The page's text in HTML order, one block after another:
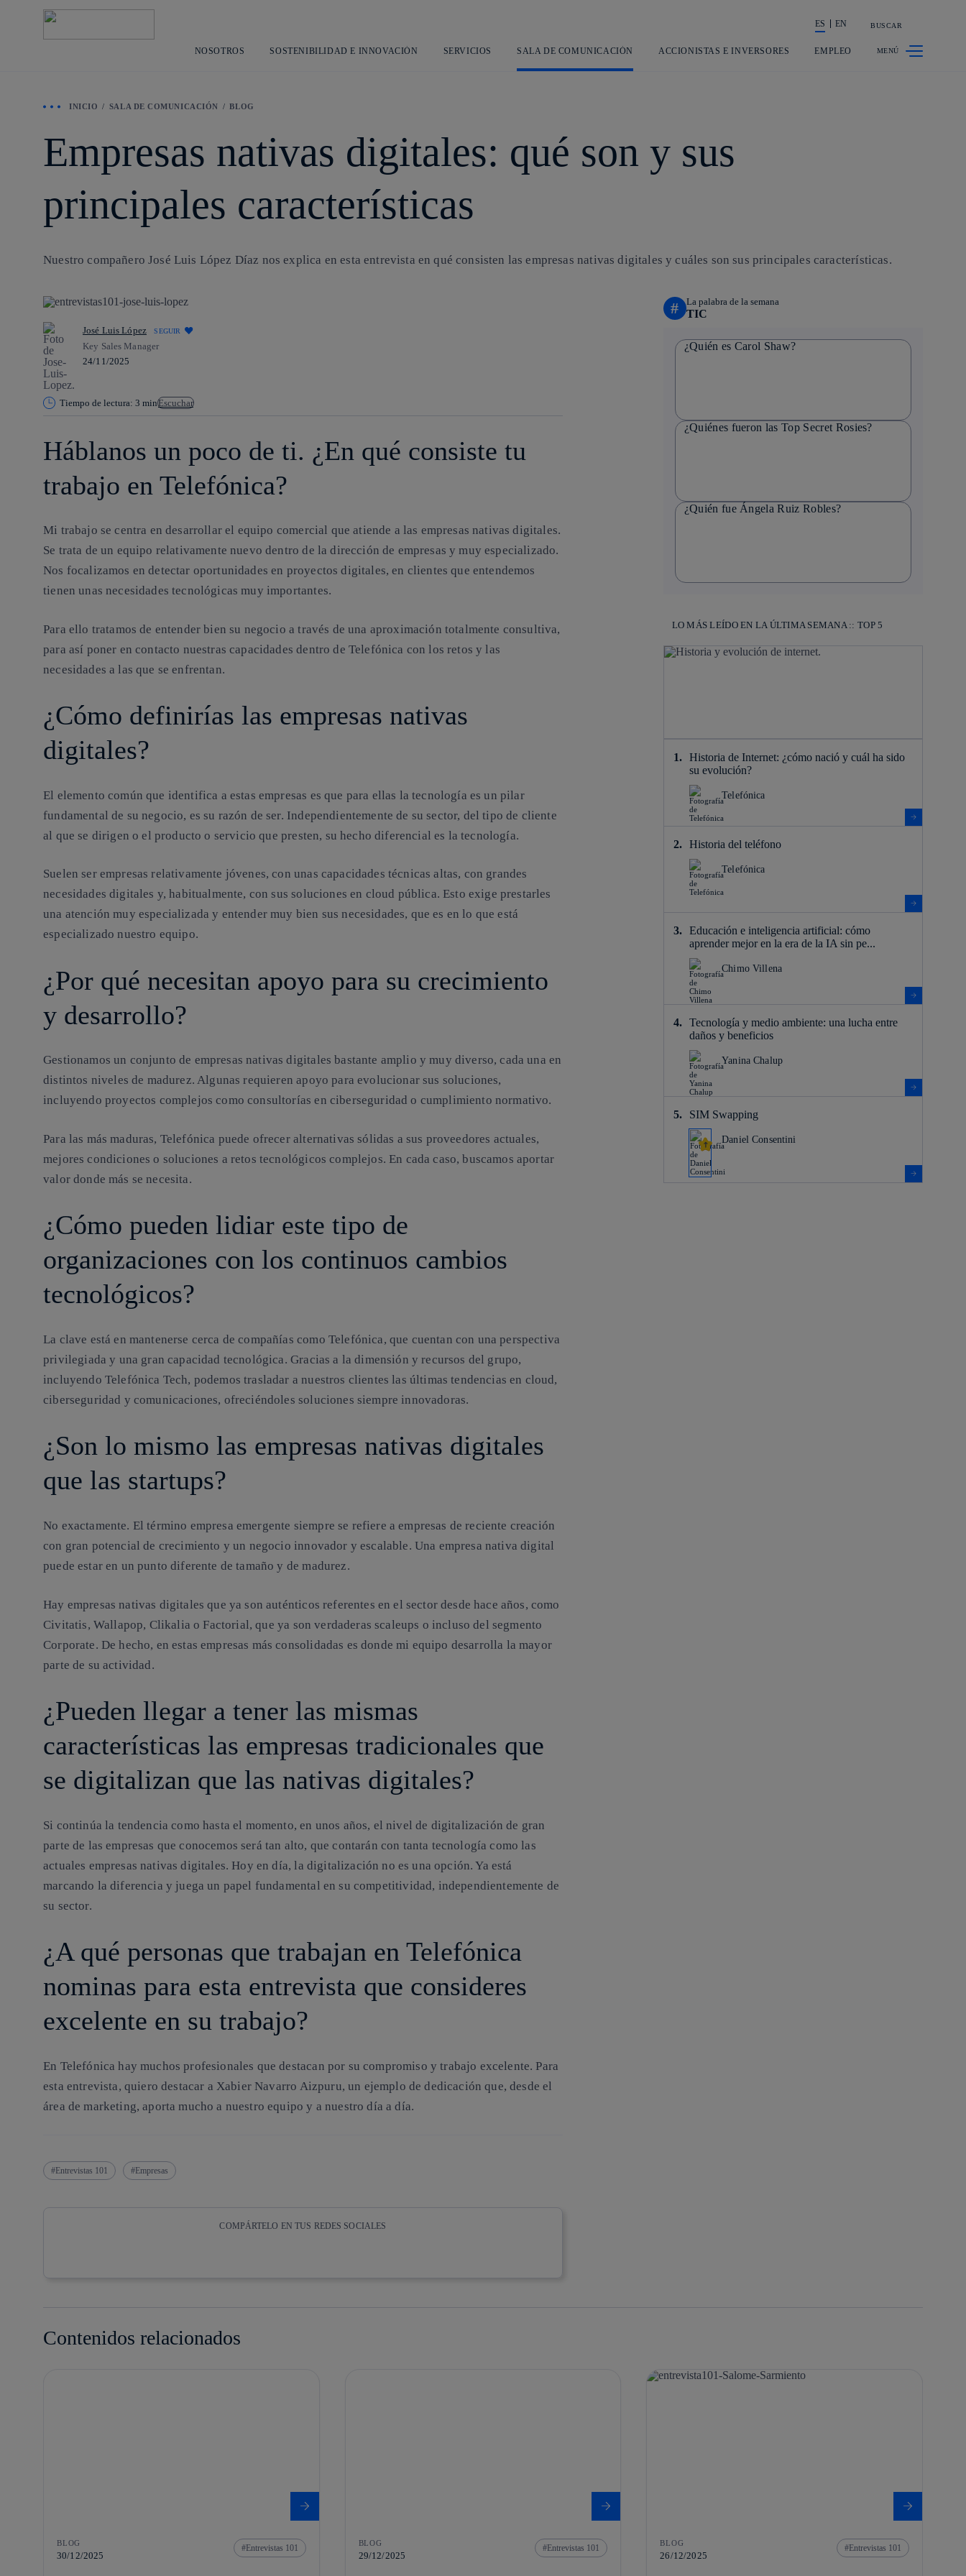
principal
La acción en accionistas e inversores
ES EN BUSCAR
NOSOTROS SOSTENIBILIDAD E INNOVACIÓN SERVICIOS SALA DE COMUNICACIÓN ACCIONISTAS E INVERSORES EMPLEO
INICIO SALA DE COMUNICACIÓN BLOG
Empresas nativas digitales: qué son y sus
principales características
Nuestro compañero José Luis López Díaz nos explica en esta entrevista en qué consisten las empresas nativas digitales y cuáles son sus principales características.
José Luis López SEGUIR
Key Sales Manager
24/11/2025
Tiempo de lectura: 3 minEscuchar
Háblanos un poco de ti. ¿En qué consiste tu
trabajo en Telefónica?
Mi trabajo se centra en desarrollar el equipo comercial que atiende a las empresas nativas digitales.
Se trata de un equipo relativamente nuevo dentro de la dirección de empresas y muy especializado.
Nos focalizamos en detectar oportunidades en proyectos digitales, en clientes que entendemos
tienen unas necesidades tecnológicas muy importantes.
Para ello tratamos de entender bien su negocio a través de una aproximación totalmente consultiva,
para así poner en contacto nuestras capacidades dentro de Telefónica con los retos y las
necesidades a las que se enfrentan.
¿Cómo definirías las empresas nativas
digitales?
El elemento común que identifica a estas empresas es que para ellas la tecnología es un pilar
fundamental de su negocio, es su razón de ser. Independientemente de su sector, del tipo de cliente
al que se dirigen o el producto o servicio que presten, su hecho diferencial es la tecnología.
Suelen ser empresas relativamente jóvenes, con unas capacidades técnicas altas, con grandes
necesidades digitales y, habitualmente, con sus soluciones en cloud pública. Esto exige prestarles
una atención muy especializada y entender muy bien sus necesidades, que es en lo que está
especializado nuestro equipo.
¿Por qué necesitan apoyo para su crecimiento
y desarrollo?
Gestionamos un conjunto de empresas nativas digitales bastante amplio y muy diverso, cada una en
distintos niveles de madurez. Algunas requieren apoyo para evolucionar sus soluciones,
incluyendo proyectos complejos como consultorías en ciberseguridad o cumplimiento normativo.
Para las más maduras, Telefónica puede ofrecer alternativas sólidas a sus proveedores actuales,
mejores condiciones o soluciones a retos tecnológicos complejos. En cada caso, buscamos aportar
valor donde más se necesita.
¿Cómo pueden lidiar este tipo de
organizaciones con los continuos cambios
tecnológicos?
La clave está en mantenerse cerca de compañías como Telefónica, que cuentan con una perspectiva
privilegiada y una gran capacidad tecnológica. Gracias a la dimensión y recursos del grupo,
incluyendo Telefónica Tech, podemos trasladar a nuestros clientes las últimas tendencias en cloud,
ciberseguridad y comunicaciones, ofreciéndoles soluciones siempre innovadoras.
¿Son lo mismo las empresas nativas digitales
que las startups?
No exactamente. El término empresa emergente siempre se refiere a empresas de reciente creación
con gran potencial de crecimiento y un negocio innovador y escalable. Una empresa nativa digital
puede estar en un punto diferente de tamaño y de madurez.
Hay empresas nativas digitales que ya son auténticos referentes en el sector desde hace años, como
Civitatis, Wallapop, Clikalia o Factorial, que ya son verdaderas scaleups o incluso del segmento
Corporate. De hecho, en estas empresas más consolidadas es donde mi equipo desarrolla la mayor
parte de su actividad.
¿Pueden llegar a tener las mismas
características las empresas tradicionales que
se digitalizan que las nativas digitales?
Si continúa la tendencia como hasta el momento, en unos años, el nivel de digitalización de gran
parte de las empresas que conocemos será tan alto, que contarán con tanta tecnología como las
actuales empresas nativas digitales. Hoy en día, la digitalización no es una opción. Ya está
marcando la diferencia y juega un papel fundamental en su competitividad, independientemente de
su sector.
¿A qué personas que trabajan en Telefónica
nominas para esta entrevista que consideres
excelente en su trabajo?
En Telefónica hay muchos profesionales que destacan por su compromiso y trabajo excelente. Para
esta entrevista, quiero destacar a Xabier Navarro Aizpuru, un ejemplo de dedicación que, desde el
área de marketing, aporta mucho a nuestro equipo y a nuestro día a día.
Entrevistas 101 Empresas
COMPÁRTELO EN TUS REDES SOCIALES
# La palabra de la semana
TIC
¿Quién es Carol Shaw?
¿Quiénes fueron las Top Secret Rosies?
¿Quién fue Ángela Ruiz Robles?
LO MÁS LEÍDO EN LA ÚLTIMA SEMANA :: TOP 5
Historia de Internet: ¿cómo nació y cuál ha sido
su evolución?
Telefónica
Historia del teléfono
Telefónica
Educación e inteligencia artificial: cómo
aprender mejor en la era de la IA sin pe...
Chimo Villena
Tecnología y medio ambiente: una lucha entre
daños y beneficios
Yanina Chalup
SIM Swapping
Daniel Consentini
Contenidos relacionados
BLOG
30/12/2025
Entrevistas 101 BLOG
29/12/2025
Entrevistas 101 BLOG
26/12/2025
Entrevistas 101